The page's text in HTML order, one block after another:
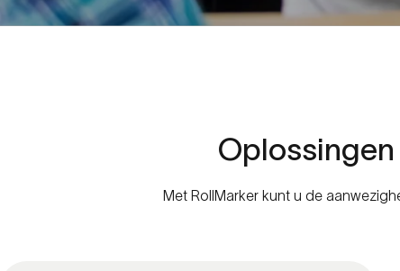
Oplossingen
Met RollMarker kunt u de